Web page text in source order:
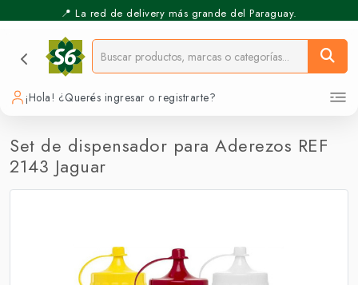
📍 La red de delivery más grande del Paraguay.
¡Hola! ¿Querés ingresar o registrarte?
Set de dispensador para Aderezos REF
2143 Jaguar